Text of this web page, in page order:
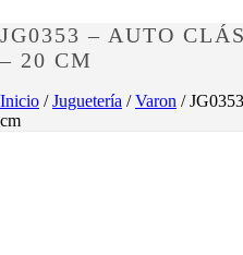
JG0353 – AUTO
– 20 CM
Inicio /Juguetería /Varon /
cm